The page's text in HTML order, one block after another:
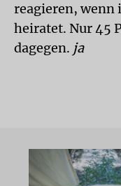
reagieren, wenn
heiratet. Nur 45
dagegen. ja